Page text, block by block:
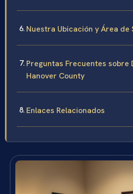
Nuestra Ubicación y Área de
Preguntas Frecuentes sobre
Hanover County
Enlaces Relacionados